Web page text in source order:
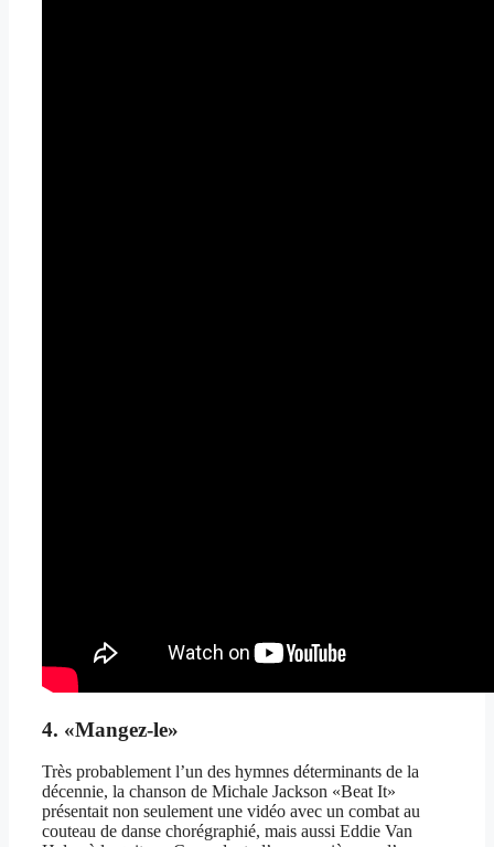
4. «Mangez-le»
Très probablement l’un des hymnes déterminants de la
décennie, la chanson de Michale Jackson «Beat It»
présentait non seulement une vidéo avec un combat au
couteau de danse chorégraphié, mais aussi Eddie Van